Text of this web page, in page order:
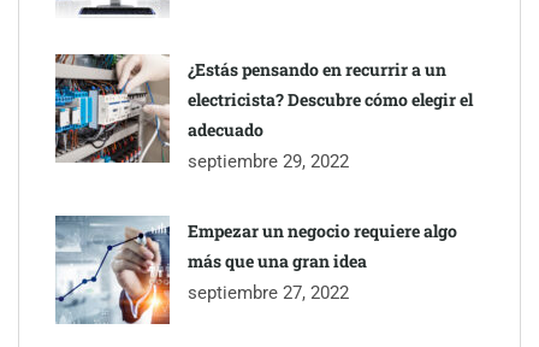
¿Estás pensando en recurrir a un
electricista? Descubre cómo elegir el
adecuado
septiembre 29, 2022
Empezar un negocio requiere algo
más que una gran idea
septiembre 27, 2022